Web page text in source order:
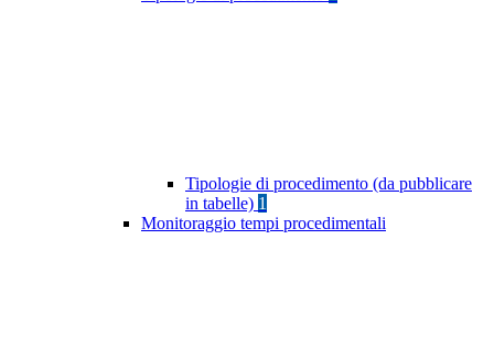
Tipologie di procedimento (da pubblicare
in tabelle) 1
Monitoraggio tempi procedimentali